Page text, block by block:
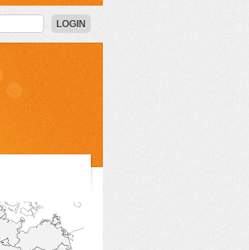
LOGIN